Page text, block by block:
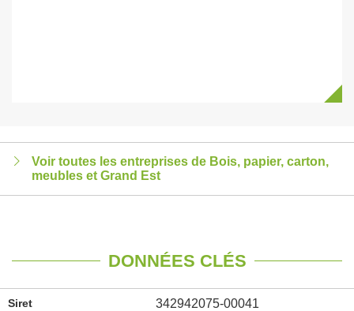
Voir toutes les entreprises de Bois, papier, carton,
meubles et Grand Est
DONNÉES CLÉS
Siret 342942075-00041